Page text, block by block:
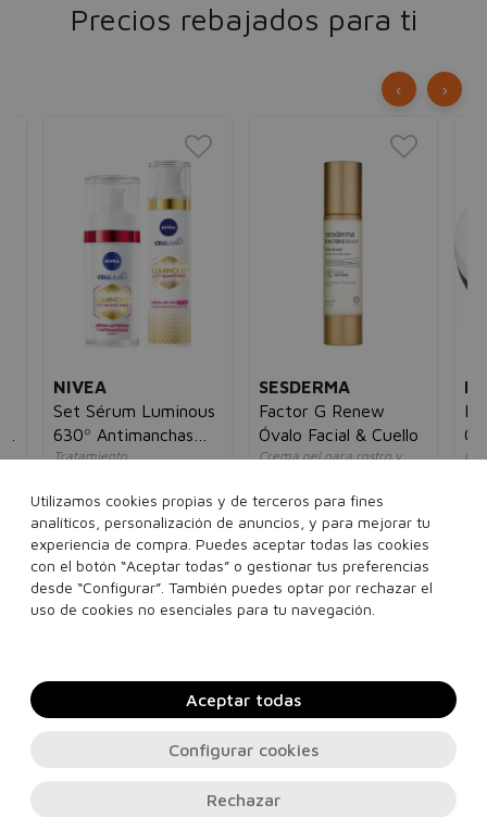
Precios rebajados para ti
NIVEA
Set Sérum Luminous
630º Antimanchas
30ml + Crema de Día
Tratamiento
55,00€ 29,95€
set
Añadir a la cesta
SESDERMA
Factor G Renew
Óvalo Facial & Cuello
Crema gel para rostro y
39,95€ 32,95€
50 ml
Añadir a la cesta
‹ ›
Utilizamos cookies propias y de terceros para fines
analíticos, personalización de anuncios, y para mejorar tu
experiencia de compra. Puedes aceptar todas las cookies
con el botón “Aceptar todas” o gestionar tus preferencias
desde “Configurar”. También puedes optar por rechazar el
uso de cookies no esenciales para tu navegación.
Rechazar
Configurar cookies
Aceptar todas
Contacto, soporte e información legal